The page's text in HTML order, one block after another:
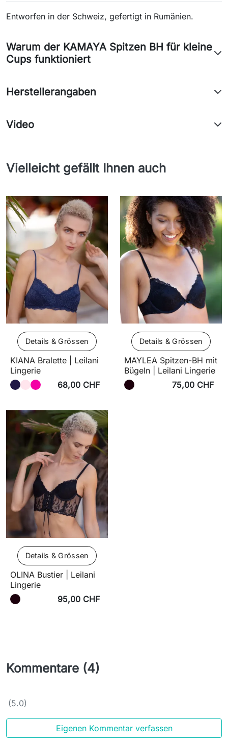
Entworfen in der Schweiz, gefertigt in Rumänien.
Warum der KAMAYA Spitzen BH für kleine
Cups funktioniert
Herstellerangaben
Video
Vielleicht gefällt Ihnen auch
Details & Grössen
KIANA Bralette | Leilani
Lingerie
68,00 CHF
Details & Grössen
MAYLEA Spitzen-BH mit
Bügeln | Leilani Lingerie
75,00 CHF
Details & Grössen
OLINA Bustier | Leilani
Lingerie
95,00 CHF
Kommentare (4)
(5.0)
Eigenen Kommentar verfassen